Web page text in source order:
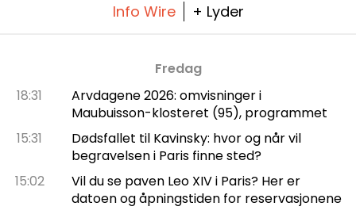
Info Wire + Lyder
Fredag
18:31
Arvdagene 2026: omvisninger i
Maubuisson-klosteret (95), programmet
15:31
Dødsfallet til Kavinsky: hvor og når vil
begravelsen i Paris finne sted?
15:02
Vil du se paven Leo XIV i Paris? Her er
datoen og åpningstiden for reservasjonene